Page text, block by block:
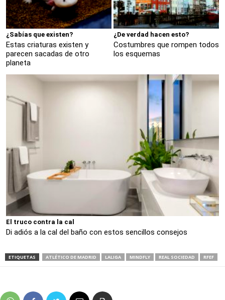
¿Sabías que existen?
Estas criaturas existen y
parecen sacadas de otro
planeta
¿De verdad hacen esto?
Costumbres que rompen todos
los esquemas
El truco contra la cal
Di adiós a la cal del baño con estos sencillos consejos
ETIQUETAS ATLÉTICO DE MADRID LALIGA MINDFLY REAL SOCIEDAD RFEF